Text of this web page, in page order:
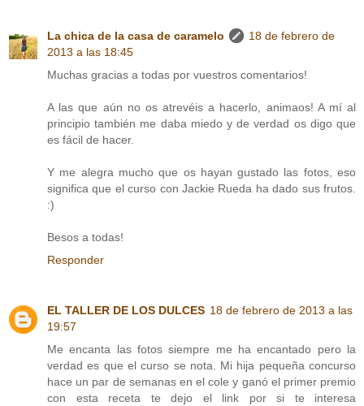
La chica de la casa de caramelo
18 de febrero de
2013 a las 18:45
Muchas gracias a todas por vuestros comentarios!
A las que aún no os atrevéis a hacerlo, animaos! A mí al
principio también me daba miedo y de verdad os digo que
es fácil de hacer.
Y me alegra mucho que os hayan gustado las fotos, eso
significa que el curso con Jackie Rueda ha dado sus frutos.
:)
Besos a todas!
Responder
EL TALLER DE LOS DULCES 18 de febrero de 2013 a las
19:57
Me encanta las fotos siempre me ha encantado pero la
verdad es que el curso se nota. Mi hija pequeña concurso
hace un par de semanas en el cole y ganó el primer premio
con esta receta te dejo el link por si te interesa